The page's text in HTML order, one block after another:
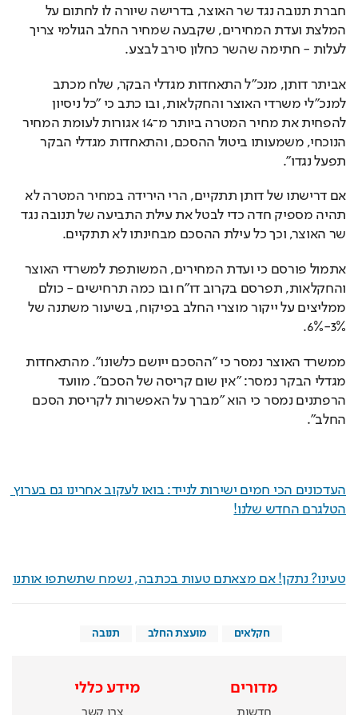
חברת תנובה נגד שר האוצר, בדרישה שיורה לו לחתום על
המלצת ועדת המחירים, שקבעה שמחיר החלב הגולמי צריך
לעלות - חתימה שהשר כחלון סירב לבצע.
אביתר דותן, מנכ"ל התאחדות מגדלי הבקר, שלח מכתב
למנכ"לי משרדי האוצר והחקלאות, ובו כתב כי "כל ניסיון
להפחית את מחיר המטרה ביותר מ־14 אגורות לעומת המחיר
הנוכחי, משמעותו ביטול ההסכם, והתאחדות מגדלי הבקר
תפעל נגדו".
אם דרישתו של דותן תתקיים, הרי הירידה במחיר המטרה לא
תהיה מספיק חדה כדי לבטל את עילת התביעה של תנובה נגד
שר האוצר, וכך כל עילת ההסכם מבחינתו לא תתקיים.
אתמול פורסם כי ועדת המחירים, המשותפת למשרדי האוצר
והחקלאות, תפרסם בקרוב דו"ח ובו כמה תרחישים - כולם
ממליצים על ייקור מוצרי החלב בפיקוח, בשיעור משתנה של
3%-6%.
ממשרד האוצר נמסר כי "ההסכם ייושם כלשונו". מהתאחדות
מגדלי הבקר נמסר: "אין שום קריסה של הסכם". מוועד
הרפתנים נמסר כי הוא "מברך על האפשרות לקריסת הסכם
החלב".
העדכונים הכי חמים ישירות לנייד: בואו לעקוב אחרינו גם בערוץ
הטלגרם החדש שלנו!
טעינו? נתקן! אם מצאתם טעות בכתבה, נשמח שתשתפו אותנו
חקלאים מועצת החלב תנובה
מדורים מידע כללי